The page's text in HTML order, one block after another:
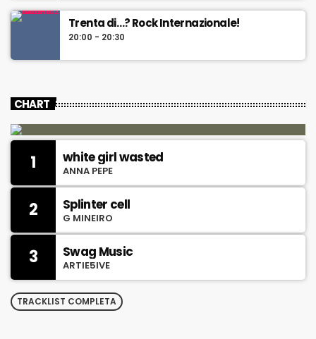
Trenta di…? Rock Internazionale!
20:00 - 20:30
CHART
1 white girl wasted
ANNA PEPE
2 Splinter cell
G MINEIRO
3 Swag Music
ARTIE5IVE
TRACKLIST COMPLETA